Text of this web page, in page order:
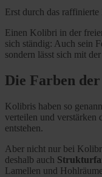
Erst durch das
Einen Kolibri in der
sich ständig: Auch sein
sondern lässt sich mit
Die Farben
Kolibris haben so
verteilen und verstärken
entstehen.
Aber nicht nur bei
deshalb auch
Lamellen und